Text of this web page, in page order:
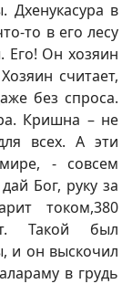
Дхенукасура в
то в его лесу
Его! Он хозяин
считает,
без спроса.
Кришна – не
всех. А эти
- совсем
Бог, руку за
током,380
Такой был
и он выскочил
в грудь